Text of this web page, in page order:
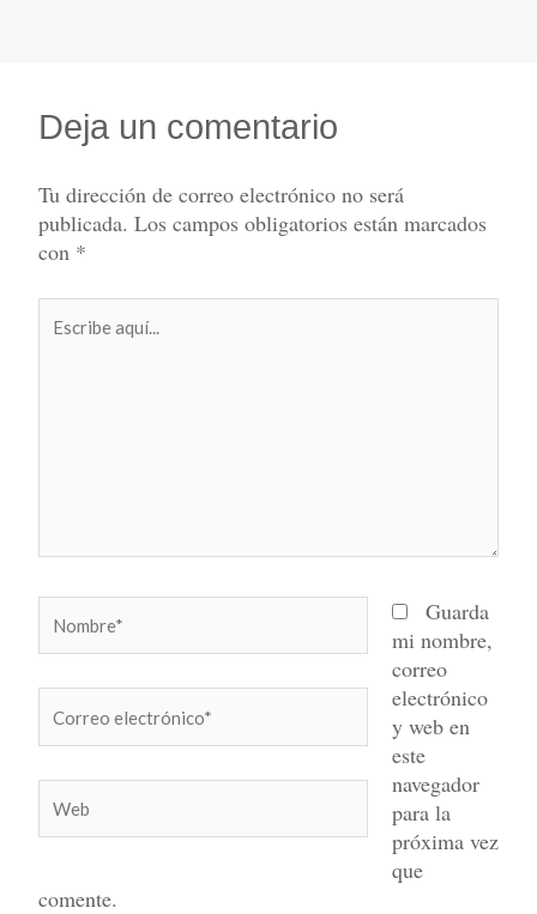
Deja un comentario
Tu dirección de correo electrónico no será
publicada. Los campos obligatorios están marcados
con *
aquí...
electrónico*
Guarda
mi nombre,
correo
electrónico
y web en
este
navegador
para la
próxima vez
que
comente.